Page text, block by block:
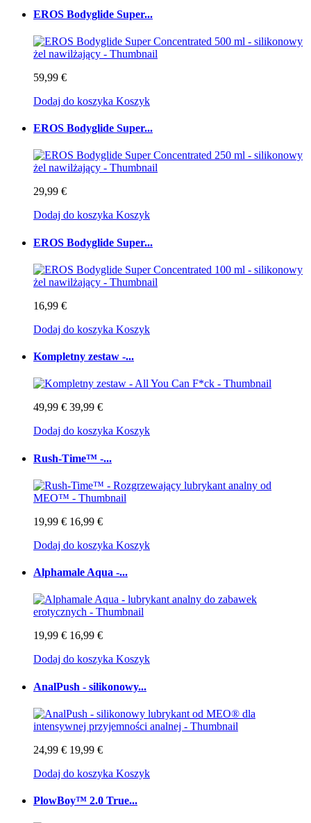
EROS Bodyglide Super...
59,99 €
Dodaj do koszyka Koszyk
EROS Bodyglide Super...
29,99 €
Dodaj do koszyka Koszyk
EROS Bodyglide Super...
16,99 €
Dodaj do koszyka Koszyk
Kompletny zestaw -...
49,99 € 39,99 €
Dodaj do koszyka Koszyk
Rush-Time™ -...
19,99 € 16,99 €
Dodaj do koszyka Koszyk
Alphamale Aqua -...
19,99 € 16,99 €
Dodaj do koszyka Koszyk
AnalPush - silikonowy...
24,99 € 19,99 €
Dodaj do koszyka Koszyk
PlowBoy™ 2.0 True...